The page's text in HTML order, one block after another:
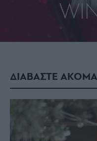
ΔΙΑΒΑΣΤΕ ΑΚΟΜΑ